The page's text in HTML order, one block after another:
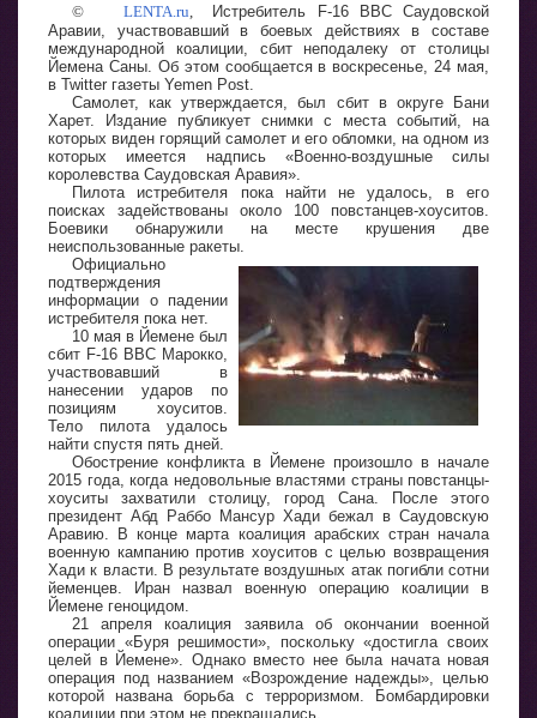
© LENTA.ru
Истребитель F-16 ВВС Саудовской
Аравии, участвовавший в боевых действиях в составе
международной коалиции, сбит неподалеку от столицы
Йемена Саны. Об этом сообщается в воскресенье, 24 мая,
в Twitter газеты Yemen Post.
Самолет, как утверждается, был сбит в округе Бани
Харет. Издание публикует снимки с места событий, на
которых виден горящий самолет и его обломки, на одном из
которых имеется надпись «Военно-воздушные силы
королевства Саудовская Аравия».
Пилота истребителя пока найти не удалось, в его
поисках задействованы около 100 повстанцев-хоуситов.
Боевики обнаружили на месте крушения две
неиспользованные ракеты.
Официально
подтверждения
информации о падении
истребителя пока нет.
10 мая в Йемене был
сбит F-16 ВВС Марокко,
участвовавший в
нанесении ударов по
позициям хоуситов.
Тело пилота удалось
найти спустя пять дней.
Обострение конфликта в Йемене произошло в начале
2015 года, когда недовольные властями страны повстанцы-
хоуситы захватили столицу, город Сана. После этого
президент Абд Раббо Мансур Хади бежал в Саудовскую
Аравию. В конце марта коалиция арабских стран начала
военную кампанию против хоуситов с целью возвращения
Хади к власти. В результате воздушных атак погибли сотни
йеменцев. Иран назвал военную операцию коалиции в
Йемене геноцидом.
21 апреля коалиция заявила об окончании военной
операции «Буря решимости», поскольку «достигла своих
целей в Йемене». Однако вместо нее была начата новая
операция под названием «Возрождение надежды», целью
которой названа борьба с терроризмом. Бомбардировки
коалиции при этом не прекращались.